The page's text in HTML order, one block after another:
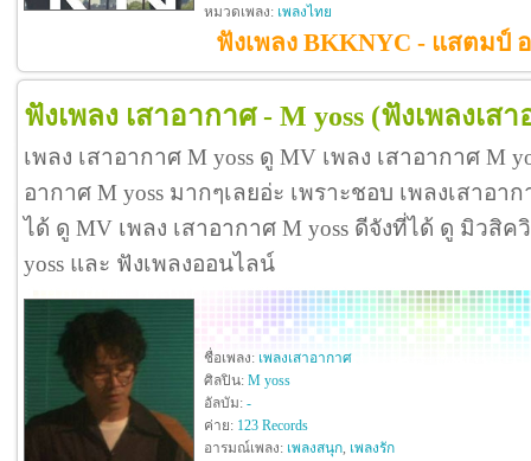
หมวดเพลง: เพลงไทย
ฟังเพลง BKKNYC - แสตมป์
ฟังเพลง เสาอากาศ - M yoss (ฟังเพลงเส
เพลง เสาอากาศ M yoss ดู MV เพลง เสาอากาศ M
อากาศ M yoss มากๆเลยอ่ะ เพราะชอบ เพลงเสาอา
ได้ ดู MV เพลง เสาอากาศ M yoss ดีจังที่ได้ ดู มิวสิค
yoss และ ฟังเพลงออนไลน์
ชื่อเพลง: เพลงเสาอากาศ
ศิลปิน: M yoss
อัลบัม: -
ค่าย: 123 Records
อารมณ์เพลง: เพลงสนุก, เพลงรัก